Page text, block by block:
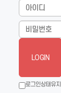
LOGIN
로그인상태유지